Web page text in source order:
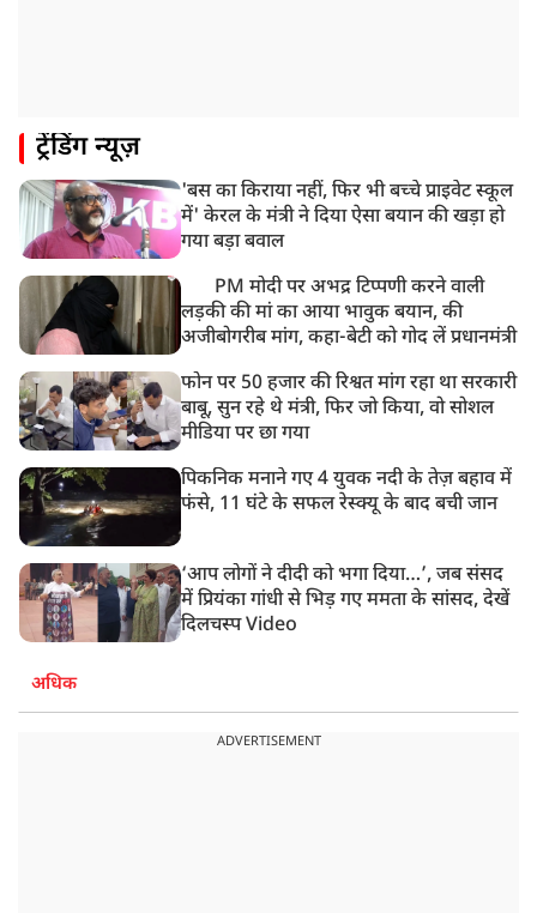
ट्रेंडिंग न्यूज़
'बस का किराया नहीं, फिर भी बच्चे प्राइवेट स्कूल
में' केरल के मंत्री ने दिया ऐसा बयान की खड़ा हो
गया बड़ा बवाल
PM मोदी पर अभद्र टिप्पणी करने वाली
लड़की की मां का आया भावुक बयान, की
अजीबोगरीब मांग, कहा-बेटी को गोद लें प्रधानमंत्री
फोन पर 50 हजार की रिश्वत मांग रहा था सरकारी
बाबू, सुन रहे थे मंत्री, फिर जो किया, वो सोशल
मीडिया पर छा गया
पिकनिक मनाने गए 4 युवक नदी के तेज़ बहाव में
फंसे, 11 घंटे के सफल रेस्क्यू के बाद बची जान
‘आप लोगों ने दीदी को भगा दिया…’, जब संसद
में प्रियंका गांधी से भिड़ गए ममता के सांसद, देखें
दिलचस्प Video
अधिक
ADVERTISEMENT